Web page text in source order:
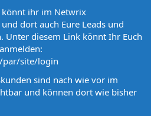
könnt ihr im Netwrix
dort auch Eure Leads und
Unter diesem Link könnt Ihr Euch
site/login
sind nach wie vor im
und können dort wie bisher